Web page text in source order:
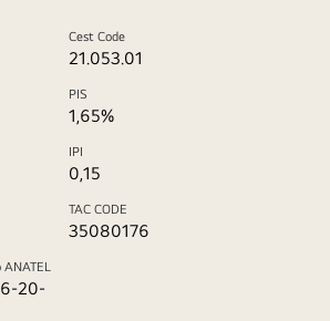
Cest Code
21.053.01
PIS
1,65%
IPI
0,15
TAC CODE
35080176
ANATEL
20-